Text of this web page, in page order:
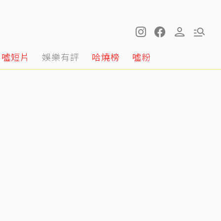
噓短片 娛樂有評 哈燒榜 噓粉